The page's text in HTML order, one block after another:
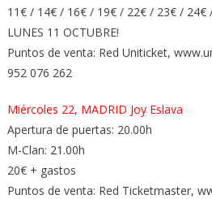
11€ / 14€ / 16€ / 19€ / 22€ / 23€ / 24€ /
LUNES 11 OCTUBRE!
Puntos de venta: Red Uniticket,
952 076 262
Miércoles 22, MADRID Joy Eslava
Apertura de puertas: 20.00h
M-Clan: 21.00h
20€ + gastos
Puntos de venta: Red Ticketmaster,